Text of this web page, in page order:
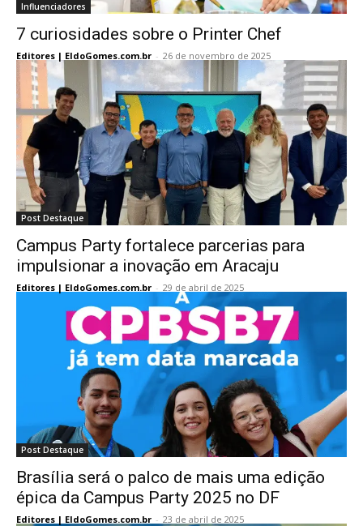
Influenciadores
7 curiosidades sobre o Printer Chef
Editores | EldoGomes.com.br - 26 de novembro de 2025
Post Destaque
Campus Party fortalece parcerias para
impulsionar a inovação em Aracaju
Editores | EldoGomes.com.br - 29 de abril de 2025
Post Destaque
Brasília será o palco de mais uma edição
épica da Campus Party 2025 no DF
Editores | EldoGomes.com.br - 23 de abril de 2025